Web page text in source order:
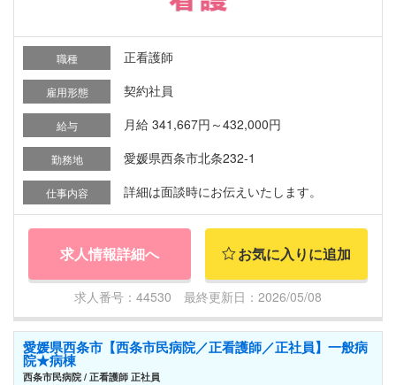
職種 正看護師
雇用形態 契約社員
給与 月給 341,667円～432,000円
勤務地 愛媛県西条市北条232-1
仕事内容 詳細は面談時にお伝えいたします。
求人情報詳細へ お気に入りに追加
求人番号：44530 最終更新日：2026/05/08
愛媛県西条市【西条市民病院／正看護師／正社員】一般病
院★病棟
西条市民病院 / 正看護師 正社員